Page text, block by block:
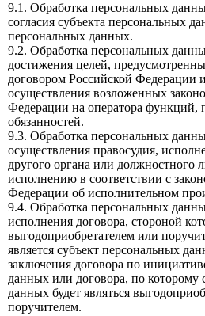
9.1. Обработка персональных
согласия субъекта персональных
персональных данных.
9.2. Обработка персональных
достижения целей,
договором Российской Федерации
осуществления возложенных
Федерации на оператора функций,
обязанностей.
9.3. Обработка персональных
осуществления правосудия,
другого органа или должностного
исполнению в соответствии с
Федерации об исполнительном
9.4. Обработка персональных
исполнения договора, стороной
выгодоприобретателем или
является субъект персональных
заключения договора по
данных или договора, по которому
данных будет являться
поручителем.